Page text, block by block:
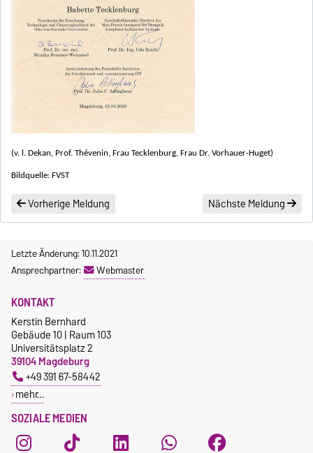
(v. l. Dekan, Prof. Thévenin, Frau Tecklenburg, Frau Dr. Vorhauer-Huget)
Bildquelle: FVST
Vorherige Meldung Nächste Meldung
Letzte Änderung: 10.11.2021
Ansprechpartner:
Webmaster
SOZIALE MEDIEN
KONTAKT
Kerstin Bernhard
Gebäude 10 | Raum 103
Universitätsplatz 2
39104 Magdeburg
+49 391 67-58442
mehr…